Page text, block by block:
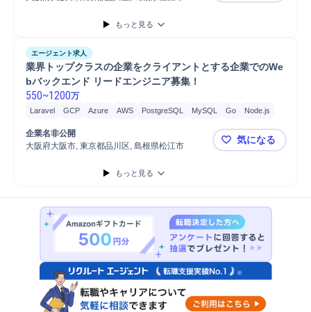
もっと見る
エージェント求人
業界トップクラスの企業をクライアントとする企業でのWe
bバックエンド リードエンジニア募集！
550~1200万
Laravel GCP Azure AWS PostgreSQL MySQL Go
Node.js
TypeScript
Ruby on Rails
JavaScript Rust Angular
Vue.js
企業名非公開
大阪府大阪市, 東京都品川区, 島根県松江市
業界トップ
気になる
もっと見る